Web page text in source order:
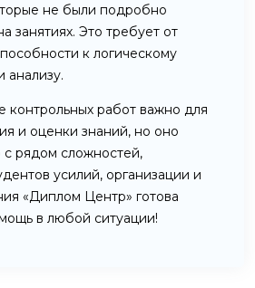
не были подробно
занятиях. Это требует от
к логическому
работ важно для
и оценки знаний, но оно
рядом сложностей,
усилий, организации и
«Диплом Центр» готова
в любой ситуации!